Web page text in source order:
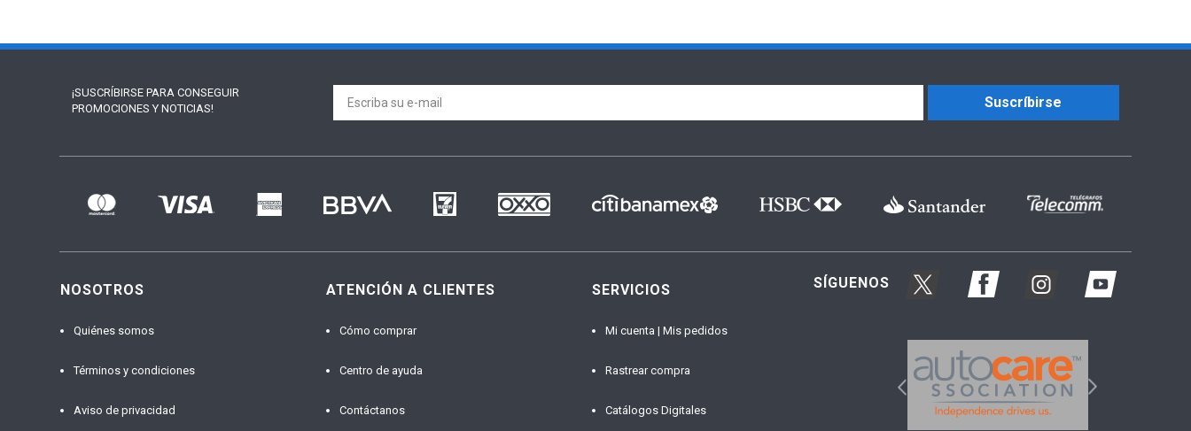
¡SUSCRÍBIRSE PARA CONSEGUIR
PROMOCIONES Y NOTICIAS!
Suscríbirse
NOSOTROS
Quiénes somos
Términos y condiciones
Aviso de privacidad
ATENCIÓN A CLIENTES
Cómo comprar
Centro de ayuda
Contáctanos
SERVICIOS
Mi cuenta | Mis pedidos
Rastrear compra
Catálogos Digitales
SÍGUENOS